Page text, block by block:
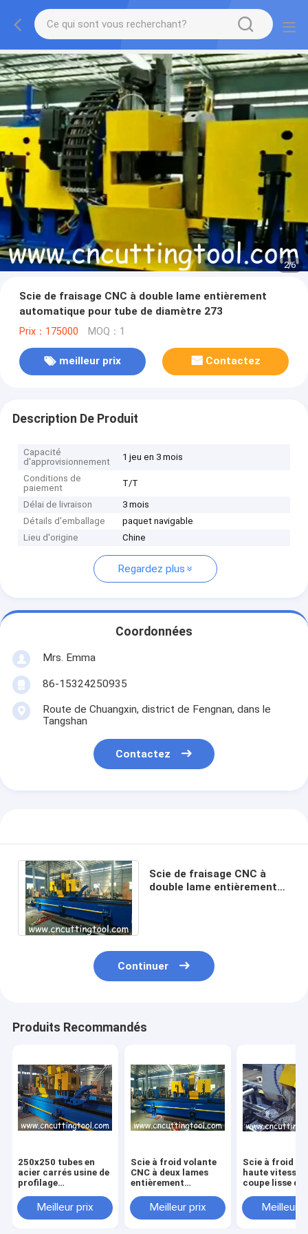
2/6
Scie de fraisage CNC à double lame entièrement
automatique pour tube de diamètre 273
Prix：175000 MOQ：1
meilleur prix Contactez
Description De Produit
Capacité
d'approvisionnement
1 jeu en 3 mois
Conditions de
paiement
T/T
Délai de livraison
3 mois
Détails d'emballage
paquet navigable
Lieu d'origine
Chine
Regardez plus
Coordonnées
Mrs. Emma
86-15324250935
Route de Chuangxin, district de Fengnan, dans le
Tangshan
Contactez
Scie de fraisage CNC à
double lame entièrement
Continuer
Produits Recommandés
250x250 tubes en
acier carrés usine de
profilage
froid volante
Meilleur prix
Scie à froid volante
CNC à deux lames
entièrement
tube de grand
diamètre
Meilleur prix
Scie à froid
haute vitesse
coupe lisse de
fréquence
Meilleur